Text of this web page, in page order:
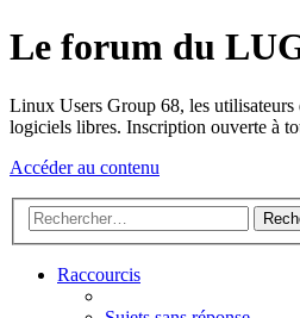
Le forum du
Linux Users Group 68, les
logiciels libres. Inscription ouverte à
Accéder au contenu
Raccourcis